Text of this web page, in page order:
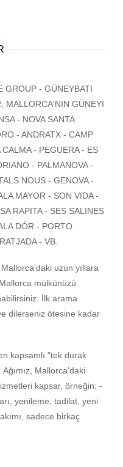
GROUP - GÜNEYBATI
MALLORCA'NIN GÜNEYİ
- NOVA SANTA
- ANDRATX - CAMP
- PEGUERA - ES
- PALMANOVA -
NOUS - GENOVA -
MAYOR - SON VIDA -
RAPITA - SES SALINES
DÓR - PORTO
- VB.
uzun yıllara
mülkünüzü
İlk arama
dilerseniz ötesine kadar
kapsamlı "tek durak
Mallorca'daki
kapsar, örneğin: -
yenileme, tadilat, yeni
sadece birkaç